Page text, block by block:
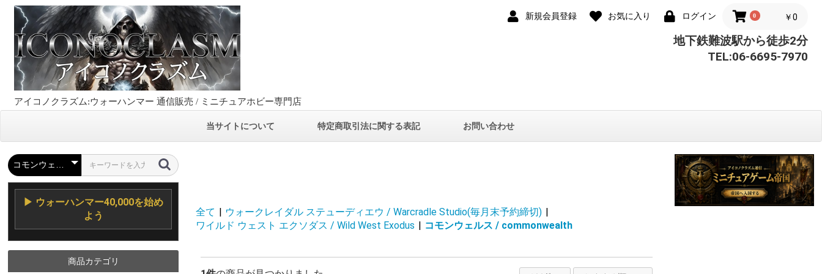
新規会員登録 お気に入り ログイン 0 ￥0
アイコノクラズム:ウォーハンマー 通信販売 / ミニチュアホビー専門店
地下鉄難波駅から徒歩2分
TEL:06-6695-7970
当サイトについて 特定商取引法に関する表記 お問い合わせ
▶ ウォーハンマー40,000を始め
よう
商品カテゴリ
全て | ウォークレイダル ステューディエウ / Warcradle Studio(毎月末予約締切) |
ワイルド ウェスト エクソダス / Wild West Exodus | コモンウェルス / commonwealth